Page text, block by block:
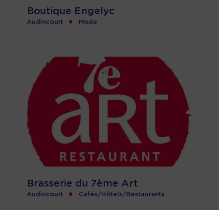
Boutique Engelyc
Audincourt • Mode
Brasserie du 7ème Art
Audincourt • Cafés/Hôtels/Restaurants